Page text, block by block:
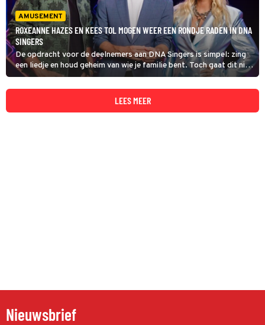
AMUSEMENT
ROXEANNE HAZES EN KEES TOL MOGEN WEER EEN RONDJE RADEN IN DNA
SINGERS
De opdracht voor de deelnemers aan DNA Singers is simpel: zing
een liedje en houd geheim van wie je familie bent. Toch gaat dit niet
altijd goed: in eerdere seizoenen gingen Lenny Kuhr en Vincent
Visser in de fout.
LEES MEER
Nieuwsbrief